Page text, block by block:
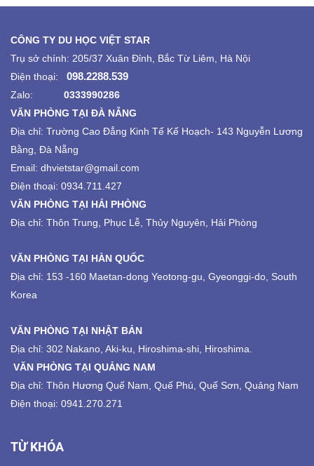
CÔNG TY DU HỌC VIỆT STAR
Trụ sở chính: 205/37 Xuân Đỉnh, Bắc Từ Liêm, Hà Nội
Điện thoại:
098.2288.539
Zalo: 0333990286
VĂN PHÒNG TẠI ĐÀ NẴNG
Địa chỉ: Trường Cao Đẳng Kinh Tế Kế Hoạch- 143 Nguyễn Lương
Bằng, Đà Nẵng
Email: dhvietstar@gmail.com
Điện thoại: 0934.711.427
VĂN PHÒNG TẠI HẢI PHÒNG
Địa chỉ: Thôn Trung, Phục Lễ, Thủy Nguyên, Hải Phòng
VĂN PHÒNG TẠI HÀN QUỐC
Địa chỉ: 153 -160 Maetan-dong Yeotong-gu, Gyeonggi-do, South
Korea
VĂN PHÒNG TẠI NHẬT BẢN
Địa chỉ: 302 Nakano, Aki-ku, Hiroshima-shi, Hiroshima.
VĂN PHÒNG TẠI QUẢNG NAM
Địa chỉ: Thôn Hương Quế Nam, Quế Phú, Quế Sơn, Quảng Nam
Điện thoại: 0941.270.271
TỪ KHÓA